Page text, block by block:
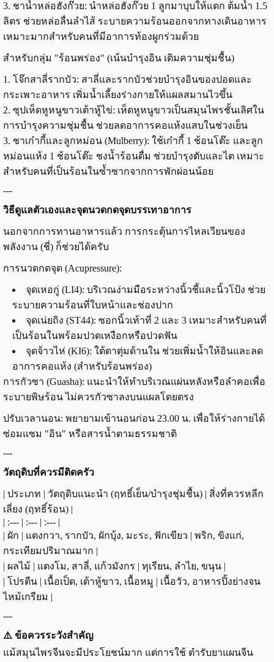
3. ชาน้ำหล่อฮังก๊วย: นำหล่อฮังก๊วย 1 ลูกมาบุบให้แตก ต้มน้ำ 1.5
ลิตร ช่วยหล่อลื่นลำไส้ ระบายความร้อนออกจากทางเดินอาหาร
เหมาะมากสำหรับคนที่มีอาการท้องผูกร่วมด้วย
สำหรับกลุ่ม "ร้อนพร่อง" (เน้นบำรุงอิน เติมความชุ่มชื้น)
1. โจ๊กสาลี่รากบัว: สาลี่และรากบัวช่วยบำรุงอินของปอดและ
กระเพาะอาหาร เพิ่มน้ำเลี้ยงร่างกายให้แผลสมานไวขึ้น
2. ซุปเห็ดหูหนูขาวเต้าหู้ไข่: เห็ดหูหนูขาวเป็นสมุนไพรชั้นเลิศใน
การบำรุงความชุ่มชื้น ช่วยลดอาการคอแห้งแสบในช่วงเย็น
3. ชาเก๋ากี้และลูกหม่อน (Mulberry): ใช้เก๋ากี้ 1 ช้อนโต๊ะ และลูก
หม่อนแห้ง 1 ช้อนโต๊ะ ชงน้ำร้อนดื่ม ช่วยบำรุงตับและไต เหมาะ
สำหรับคนที่เป็นร้อนในซ้ำซากจากการพักผ่อนน้อย
---
วิธีดูแลตัวเองและจุดนวดกดจุดบรรเทาอาการ
นอกจากการทานอาหารแล้ว การกระตุ้นการไหลเวียนของ
พลังงาน (ชี่) ก็ช่วยได้ครับ
การนวดกดจุด (Acupressure):
จุดเหอกู่ (LI4): บริเวณง่ามมือระหว่างนิ้วชี้และนิ้วโป้ง ช่วย
ระบายความร้อนที่ใบหน้าและช่องปาก
จุดเน่ยถิง (ST44): ซอกนิ้วเท้าที่ 2 และ 3 เหมาะสำหรับคนที่
เป็นร้อนในพร้อมปวดเหงือกหรือปวดฟัน
จุดจ้าวไห่ (KI6): ใต้ตาตุ่มด้านใน ช่วยเพิ่มน้ำให้อินและลด
อาการคอแห้ง (สำหรับร้อนพร่อง)
การกัวซา (Guasha): แนะนำให้ทำบริเวณแผ่นหลังหรือลำคอเพื่อ
ระบายพิษร้อน ไม่ควรกัวซาลงบนแผลโดยตรง
ปรับเวลานอน: พยายามเข้านอนก่อน 23.00 น. เพื่อให้ร่างกายได้
ซ่อมแซม "อิน" หรือสารน้ำตามธรรมชาติ
---
วัตถุดิบที่ควรมีติดครัว
| ประเภท | วัตถุดิบแนะนำ (ฤทธิ์เย็น/บำรุงชุ่มชื้น) | สิ่งที่ควรหลีก
เลี่ยง (ฤทธิ์ร้อน) |
| :--- | :--- | :--- |
| ผัก | แตงกวา, รากบัว, ผักบุ้ง, มะระ, ฟักเขียว | พริก, ขิงแก่,
กระเทียมปริมาณมาก |
| ผลไม้ | แตงโม, สาลี่, แก้วมังกร | ทุเรียน, ลำไย, ขนุน |
| โปรตีน | เนื้อเป็ด, เต้าหู้ขาว, เนื้อหมู | เนื้อวัว, อาหารปิ้งย่างจน
ไหม้เกรียม |
---
⚠️ ข้อควรระวังสำคัญ
แม้สมุนไพรจีนจะมีประโยชน์มาก แต่การใช้ ตำรับยาแผนจีน